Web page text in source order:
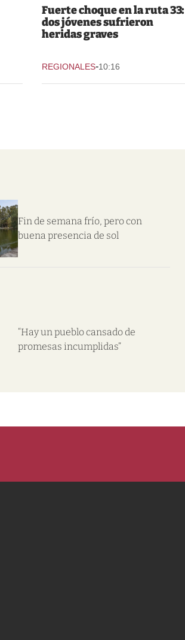
Fuerte choque en la ruta 33:
dos jóvenes sufrieron
heridas graves
REGIONALES-10:16
Fin de semana frío, pero con
buena presencia de sol
“Hay un pueblo cansado de
promesas incumplidas”